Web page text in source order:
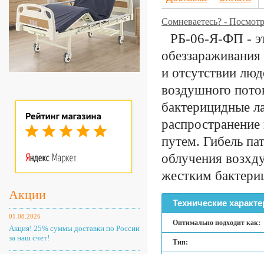
Акции
01.08.2026
Акция! 25% суммы доставки по России
за наш счет!
Сомневаетесь? -
РБ-06-Я-ФП -
и отсутствии
воздушного
бактерицидные
путем. Гибель
облучения
жестким
Технические
Оптимально подходит как:
Тип: